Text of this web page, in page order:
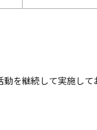
を継続して実施して